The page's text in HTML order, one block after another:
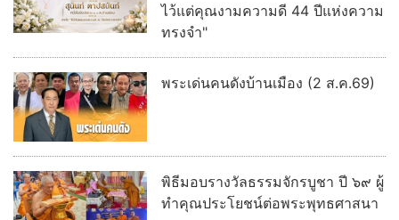
ไว้แต่คุณงามความดี 44 ปีแห่งความ
ทรงจำ"
พระเด่นคนดังบ้านเมือง (2 ส.ค.69)
พิธีมอบรางวัลธรรมจักรบูชา ปี ๖๙ ผู้
ทำคุณประโยชน์ต่อพระพุทธศาสนา